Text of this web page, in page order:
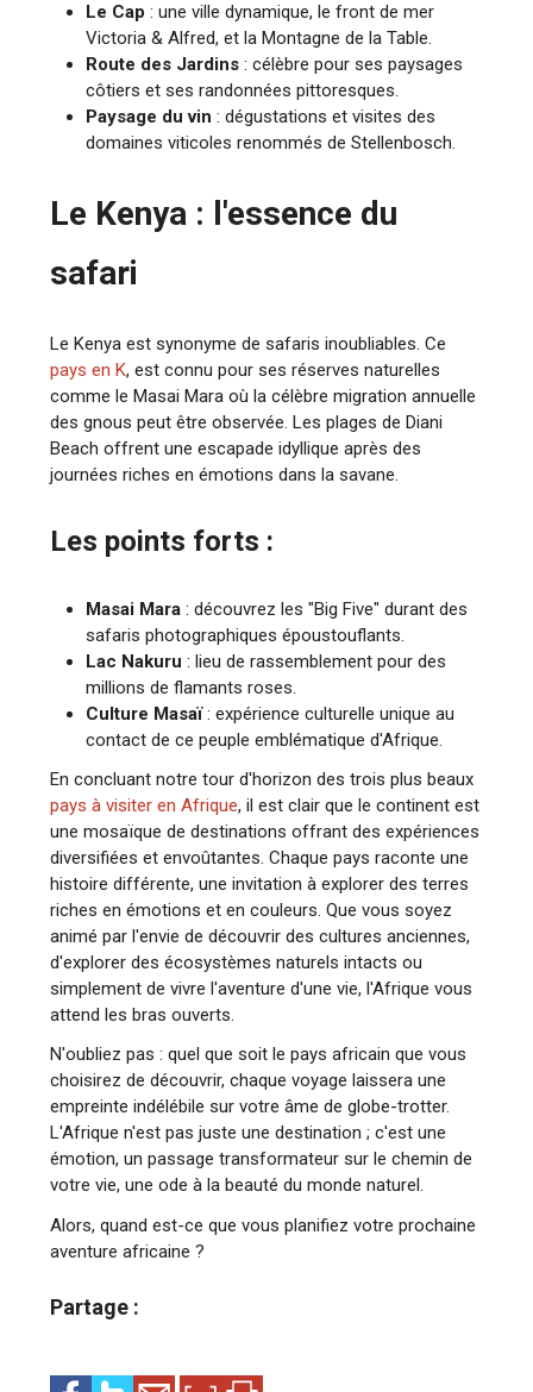
Le Cap : une ville dynamique, le front de mer
Victoria & Alfred, et la Montagne de la Table.
Route des Jardins : célèbre pour ses paysages
côtiers et ses randonnées pittoresques.
Paysage du vin : dégustations et visites des
domaines viticoles renommés de Stellenbosch.
Le Kenya : l'essence du
safari
Le Kenya est synonyme de safaris inoubliables. Ce
pays en K, est connu pour ses réserves naturelles
comme le Masai Mara où la célèbre migration annuelle
des gnous peut être observée. Les plages de Diani
Beach offrent une escapade idyllique après des
journées riches en émotions dans la savane.
Les points forts :
Masai Mara : découvrez les "Big Five" durant des
safaris photographiques époustouflants.
Lac Nakuru : lieu de rassemblement pour des
millions de flamants roses.
Culture Masaï: expérience culturelle unique au
contact de ce peuple emblématique d'Afrique.
En concluant notre tour d'horizon des trois plus beaux
pays à visiter en Afrique, il est clair que le continent est
une mosaïque de destinations offrant des expériences
diversifiées et envoûtantes. Chaque pays raconte une
histoire différente, une invitation à explorer des terres
riches en émotions et en couleurs. Que vous soyez
animé par l'envie de découvrir des cultures anciennes,
d'explorer des écosystèmes naturels intacts ou
simplement de vivre l'aventure d'une vie, l'Afrique vous
attend les bras ouverts.
N'oubliez pas : quel que soit le pays africain que vous
choisirez de découvrir, chaque voyage laissera une
empreinte indélébile sur votre âme de globe-trotter.
L'Afrique n'est pas juste une destination ; c'est une
émotion, un passage transformateur sur le chemin de
votre vie, une ode à la beauté du monde naturel.
Alors, quand est-ce que vous planifiez votre prochaine
aventure africaine ?
Partage :